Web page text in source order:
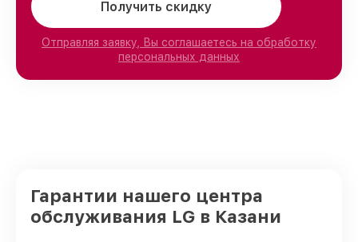
Получить скидку
Отправляя заявку, Вы соглашаетесь на обработку
персональных данных
Гарантии нашего центра
обслуживания LG в Казани